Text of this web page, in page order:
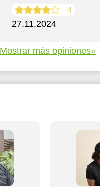
4
27.11.2024
Mostrar más opiniones»